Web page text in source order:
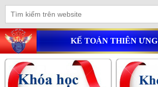
KẾ TOÁN THIÊN ƯNG